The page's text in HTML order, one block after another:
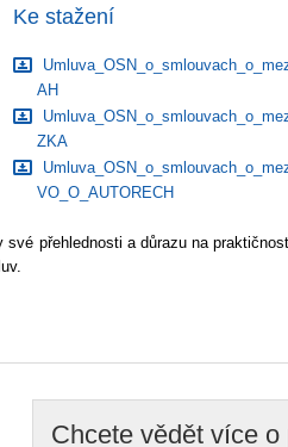
Ke stažení
AH
ZKA
VO_O_AUTORECH
přehlednosti a důrazu na
Chcete vědět více o